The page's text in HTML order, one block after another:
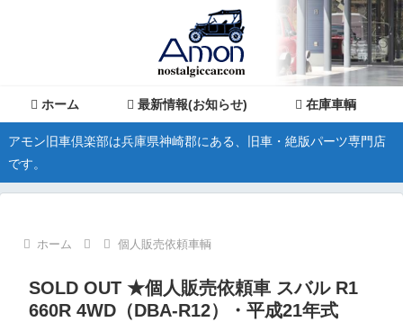
ホーム 最新情報(お知らせ) 在庫車輌
アモン旧車倶楽部は兵庫県神崎郡にある、旧車・絶版パーツ専門店
です。
ホーム 個人販売依頼車輌
SOLD OUT ★個人販売依頼車 スバル R1
660R 4WD（DBA-R12）・平成21年式